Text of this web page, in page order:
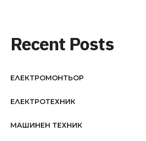
Recent Posts
ЕЛЕКТРОМОНТЬОР
ЕЛЕКТРОТЕХНИК
МАШИНЕН ТЕХНИК